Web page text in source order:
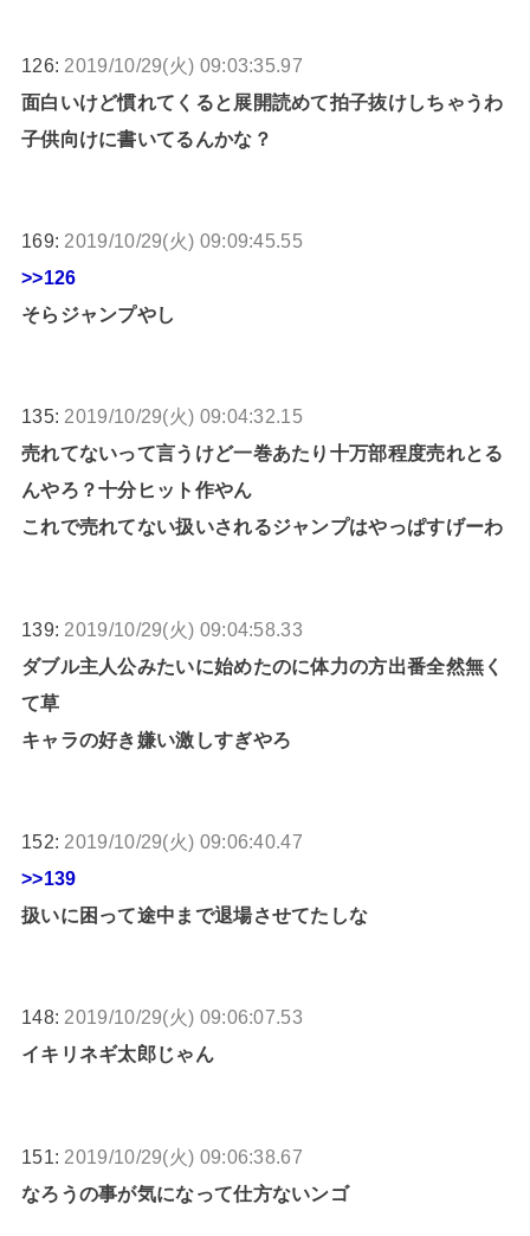
126: 2019/10/29(火) 09:03:35.97
面白いけど慣れてくると展開読めて拍子抜けしちゃうわ
子供向けに書いてるんかな？
169: 2019/10/29(火) 09:09:45.55
>>126
そらジャンプやし
135: 2019/10/29(火) 09:04:32.15
売れてないって言うけど一巻あたり十万部程度売れとる
んやろ？十分ヒット作やん
これで売れてない扱いされるジャンプはやっぱすげーわ
139: 2019/10/29(火) 09:04:58.33
ダブル主人公みたいに始めたのに体力の方出番全然無く
て草
キャラの好き嫌い激しすぎやろ
152: 2019/10/29(火) 09:06:40.47
>>139
扱いに困って途中まで退場させてたしな
148: 2019/10/29(火) 09:06:07.53
イキリネギ太郎じゃん
151: 2019/10/29(火) 09:06:38.67
なろうの事が気になって仕方ないンゴ